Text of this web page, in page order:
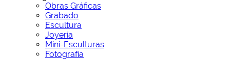
Obras Gráficas
Grabado
Escultura
Joyería
Mini-Esculturas
Fotografía